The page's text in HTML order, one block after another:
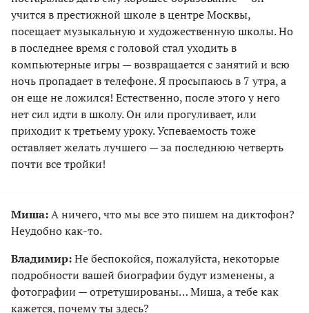
учится в престижной школе в центре Москвы,
посещает музыкальную и художественную школы. Но
в последнее время с головой стал уходить в
компьютерные игры — возвращается с занятий и всю
ночь пропадает в телефоне. Я просыпаюсь в 7 утра, а
он еще не ложился! Естественно, после этого у него
нет сил идти в школу. Он или прогуливает, или
приходит к третьему уроку. Успеваемость тоже
оставляет желать лучшего — за последнюю четверть
почти все тройки!
Миша:А ничего, что мы все это пишем на диктофон?
Неудобно как-то.
Владимир:Не беспокойся, пожалуйста, некоторые
подробности вашей биографии будут изменены, а
фотографии — отретушированы… Миша, а тебе как
кажется, почему ты здесь?